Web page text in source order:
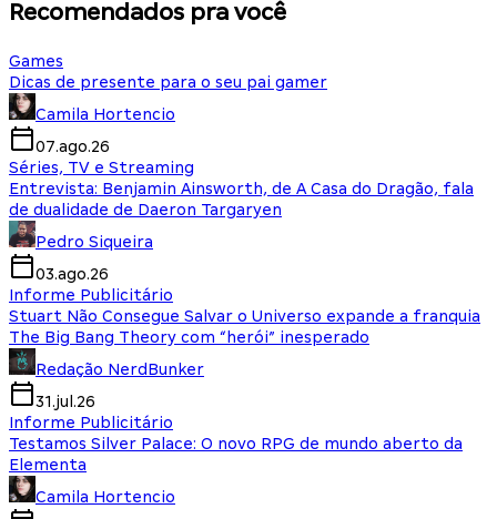
Recomendados pra você
Games
Dicas de presente para o seu pai gamer
Camila Hortencio
07.ago.26
Séries, TV e Streaming
Entrevista: Benjamin Ainsworth, de A Casa do Dragão, fala
de dualidade de Daeron Targaryen
Pedro Siqueira
03.ago.26
Informe Publicitário
Stuart Não Consegue Salvar o Universo expande a franquia
The Big Bang Theory com “herói” inesperado
Redação NerdBunker
31.jul.26
Informe Publicitário
Testamos Silver Palace: O novo RPG de mundo aberto da
Elementa
Camila Hortencio